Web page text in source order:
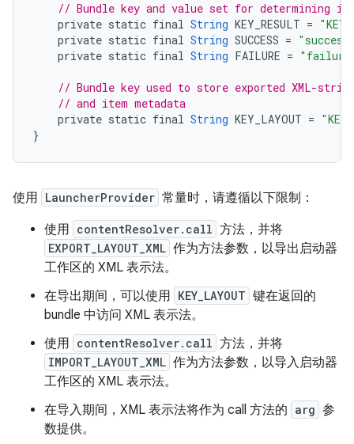
// Bundle key and value set for determining if
private static final String KEY_RESULT =
private static final String SUCCESS =
private static final String FAILURE =
// Bundle key used to store exported XML-
// and item metadata
private static final String KEY_LAYOUT =
}
使用 LauncherProvider 常量时，请遵循以下限制：
使用 contentResolver.call 方法，并将
EXPORT_LAYOUT_XML 作为方法参数，以导出启动器
工作区的 XML 表示法。
在导出期间，可以使用 KEY_LAYOUT 键在返回的
bundle 中访问 XML 表示法。
使用 contentResolver.call 方法，并将
IMPORT_LAYOUT_XML 作为方法参数，以导入启动器
工作区的 XML 表示法。
在导入期间，XML 表示法将作为 call 方法的 arg 参
数提供。